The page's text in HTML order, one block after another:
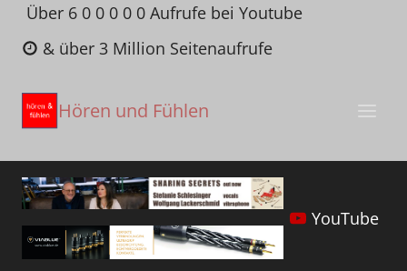
Zum
Inhalt
springen
Über 6 0 0 0 0 0 Aufrufe bei Youtube
& über 3 Million Seitenaufrufe
Hören und Fühlen
YouTube